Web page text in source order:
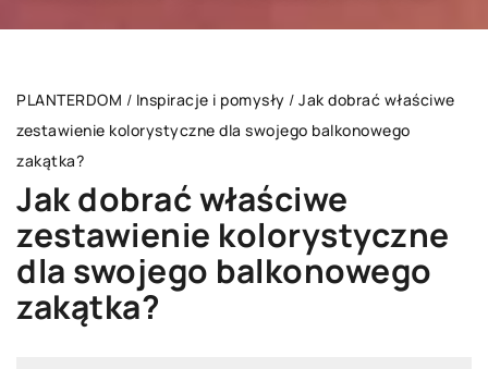
PLANTERDOM / Inspiracje i pomysły / Jak dobrać właściwe
zestawienie kolorystyczne dla swojego balkonowego
zakątka?
Jak dobrać właściwe
zestawienie kolorystyczne
dla swojego balkonowego
zakątka?